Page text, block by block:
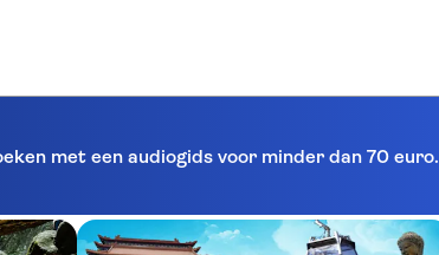
met een audiogids voor minder dan 70 euro.